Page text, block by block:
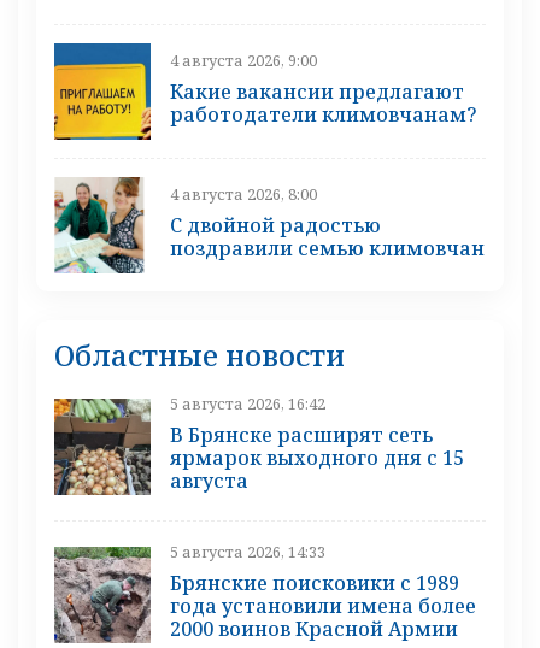
4 августа 2026, 9:00
Какие вакансии предлагают
работодатели климовчанам?
4 августа 2026, 8:00
С двойной радостью
поздравили семью климовчан
Областные новости
5 августа 2026, 16:42
В Брянске расширят сеть
ярмарок выходного дня с 15
августа
5 августа 2026, 14:33
Брянские поисковики с 1989
года установили имена более
2000 воинов Красной Армии